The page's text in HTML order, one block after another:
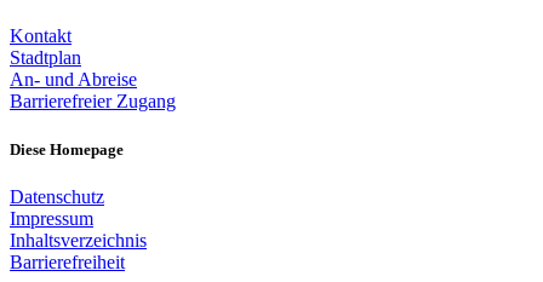
Kontakt
Stadtplan
An- und Abreise
Barrierefreier Zugang
Diese Homepage
Datenschutz
Impressum
Inhaltsverzeichnis
Barrierefreiheit